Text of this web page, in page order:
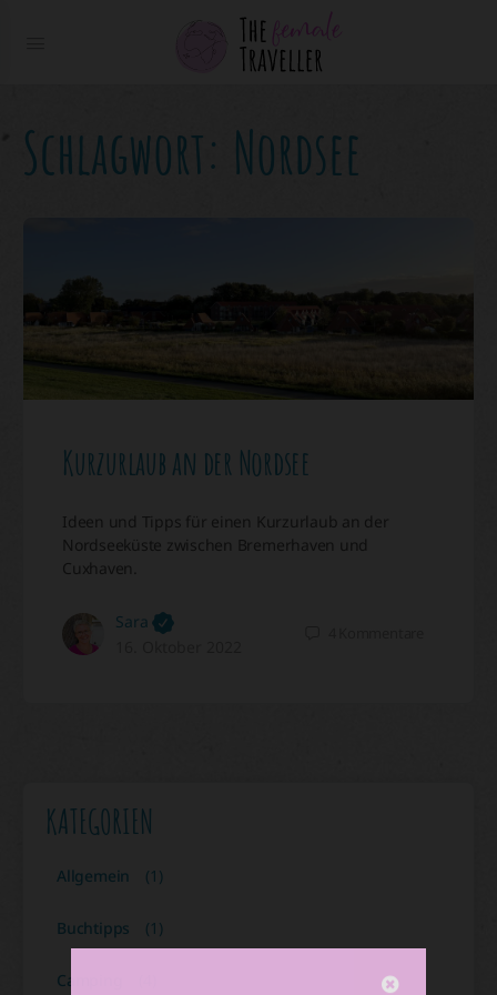
Schlagwort: Nordsee
Kurzurlaub an der Nordsee
Ideen und Tipps für einen Kurzurlaub an der
Nordseeküste zwischen Bremerhaven und
Cuxhaven.
Sara
KATEGORIEN
Allgemein (1)
Buchtipps (1)
Camping